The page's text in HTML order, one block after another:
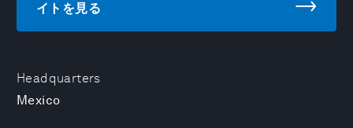
Headquarters
Mexico
イトを見る